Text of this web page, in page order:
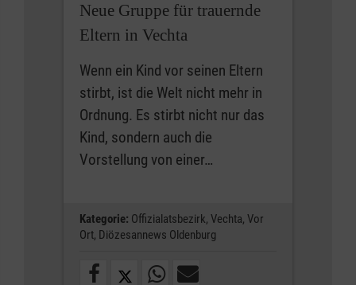
Neue Gruppe für trauernde
Eltern in Vechta
Wenn ein Kind vor seinen Eltern
stirbt, ist die Welt nicht mehr in
Ordnung. Es stirbt nicht nur das
Kind, sondern auch die
Vorstellung von einer…
Kategorie: Offizialatsbezirk, Vechta, Vor
Ort, Diözesannews Oldenburg